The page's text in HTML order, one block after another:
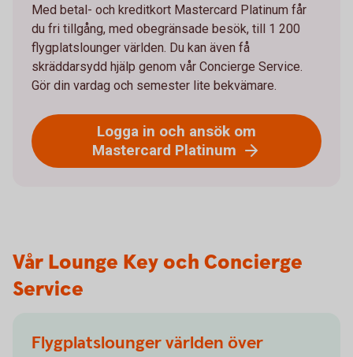
Med betal- och kreditkort Mastercard Platinum får
du fri tillgång, med obegränsade besök, till 1 200
flygplatslounger världen. Du kan även få
skräddarsydd hjälp genom vår Concierge Service.
Gör din vardag och semester lite bekvämare.
Logga in och ansök om
Mastercard Platinum
Vår Lounge Key och Concierge
Service
Flygplatslounger världen över